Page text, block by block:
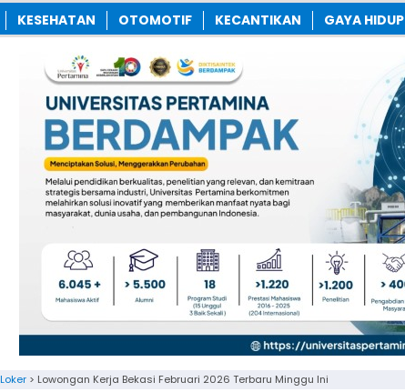
KESEHATAN OTOMOTIF KECANTIKAN GAYA HIDUP
Loker > Lowongan Kerja Bekasi Februari 2026 Terbaru Minggu Ini